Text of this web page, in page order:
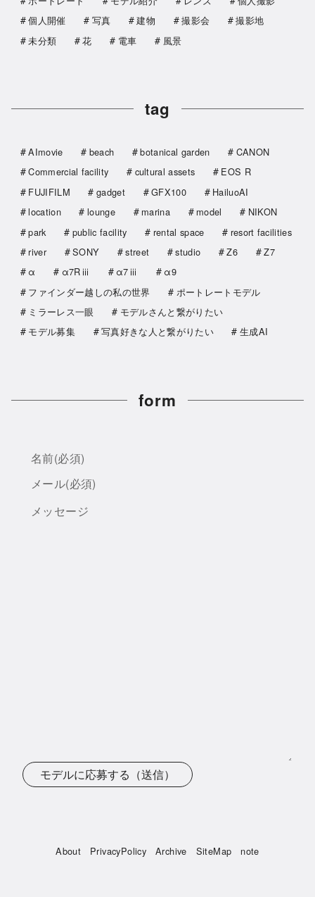
個人開催
写真 建物 撮影会
撮影地
未分類
花 電車 風景
tag
AImovie beach botanical garden
CANON
Commercial facility
cultural assets
EOS R
FUJIFILM
gadget GFX100
HailuoAI
location
lounge marina model
NIKON
park
public facility rental space
resort facilities
river
SONY street studio Z6
Z7
α
α7Rⅲ α7ⅲ
α9
ファインダー越しの私の世界
ポートレートモデル
ミラーレス一眼
モデルさんと繋がりたい
モデル募集
写真好きな人と繋がりたい 生成AI
form
名前(必須)
メール(必須)
メッセージ
モデルに応募する（送信）
About PrivacyPolicy Archive SiteMap note